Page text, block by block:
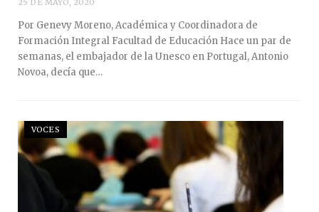
25 DE MAYO, 2020
Por Genevy Moreno, Académica y Coordinadora de
Formación Integral Facultad de Educación Hace un par de
semanas, el embajador de la Unesco en Portugal, Antonio
Novoa, decía que…
VOCES